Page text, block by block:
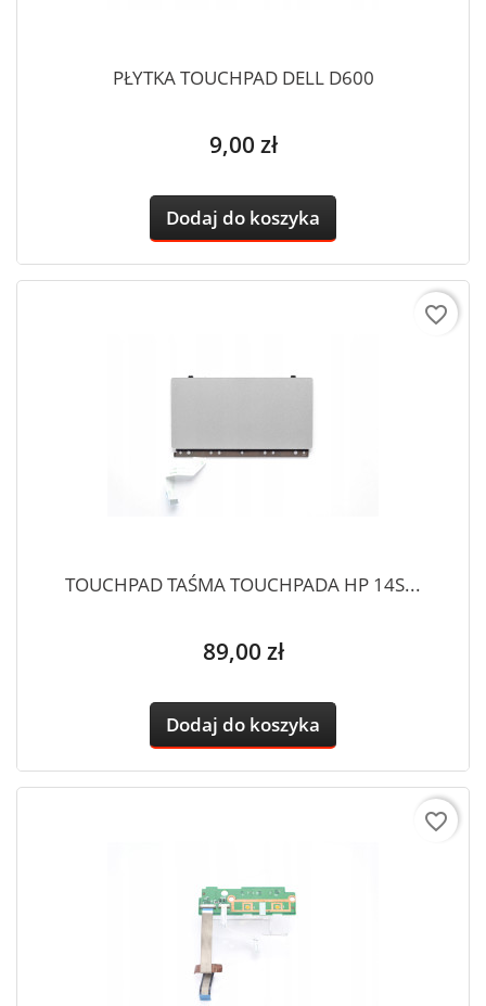
PŁYTKA TOUCHPAD DELL D600
Cena
9,00 zł
Dodaj do koszyka
TOUCHPAD TAŚMA TOUCHPADA HP 14S...
Cena
89,00 zł
Dodaj do koszyka
favorite_border
favorite_border